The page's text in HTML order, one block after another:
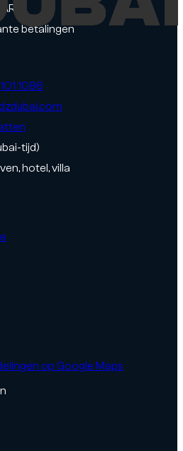
betalingen
1086
tijd)
hotel, villa
op Google Maps